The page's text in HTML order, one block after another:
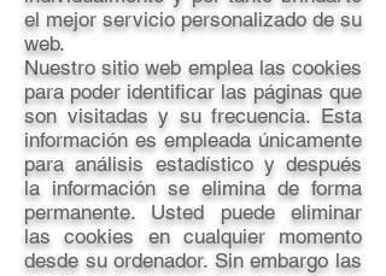
el mejor servicio personalizado de su
web.
Nuestro sitio web emplea las cookies
para poder identificar las páginas que
son visitadas y su frecuencia. Esta
información es empleada únicamente
para análisis estadístico y después
la información se elimina de forma
permanente. Usted puede eliminar
las cookies en cualquier momento
desde su ordenador. Sin embargo las